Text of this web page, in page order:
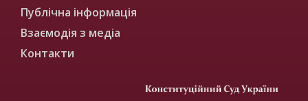
Публічна інформація
Взаємодія з медіа
Контакти